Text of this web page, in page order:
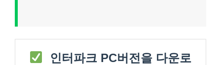
인터파크 PC버전을 다운로